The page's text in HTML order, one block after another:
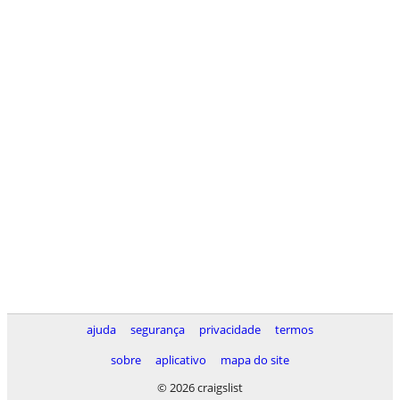
ajuda segurança privacidade
termos
sobre
aplicativo
mapa do site
© 2026 craigslist